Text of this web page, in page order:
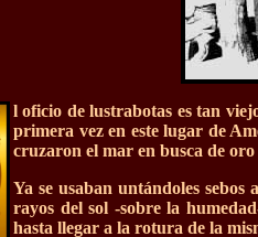
l oficio de lustrabotas es tan
primera vez en este lugar de
cruzaron el mar en busca de
Ya se usaban untándoles
rayos del sol -sobre la
hasta llegar a la rotura de la